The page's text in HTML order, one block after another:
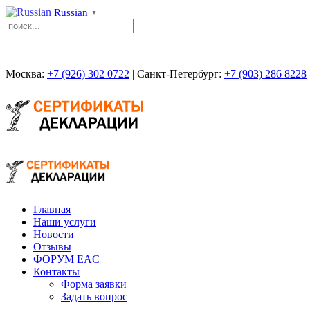
Russian ▼
Москва: +7 (926) 302 0722 | Санкт-Петербург: +7 (903) 286 8228
Главная
Наши услуги
Новости
Отзывы
ФОРУМ EAC
Контакты
Форма заявки
Задать вопрос